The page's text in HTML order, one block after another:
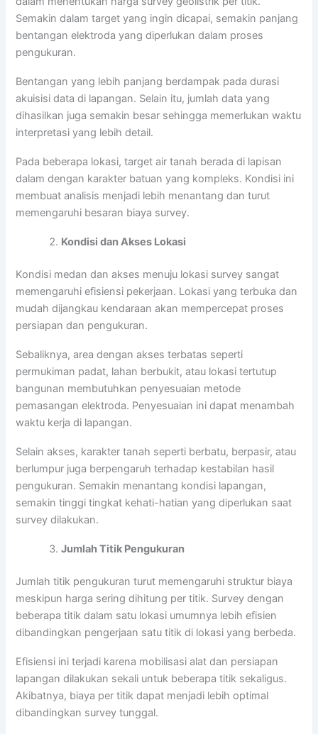
Semakin dalam target yang ingin dicapai, semakin panjang
bentangan elektroda yang diperlukan dalam proses
pengukuran.
Bentangan yang lebih panjang berdampak pada durasi
akuisisi data di lapangan. Selain itu, jumlah data yang
dihasilkan juga semakin besar sehingga memerlukan waktu
interpretasi yang lebih detail.
Pada beberapa lokasi, target air tanah berada di lapisan
dalam dengan karakter batuan yang kompleks. Kondisi ini
membuat analisis menjadi lebih menantang dan turut
memengaruhi besaran biaya survey.
Kondisi dan Akses Lokasi
Kondisi medan dan akses menuju lokasi survey sangat
memengaruhi efisiensi pekerjaan. Lokasi yang terbuka dan
mudah dijangkau kendaraan akan mempercepat proses
persiapan dan pengukuran.
Sebaliknya, area dengan akses terbatas seperti
permukiman padat, lahan berbukit, atau lokasi tertutup
bangunan membutuhkan penyesuaian metode
pemasangan elektroda. Penyesuaian ini dapat menambah
waktu kerja di lapangan.
Selain akses, karakter tanah seperti berbatu, berpasir, atau
berlumpur juga berpengaruh terhadap kestabilan hasil
pengukuran. Semakin menantang kondisi lapangan,
semakin tinggi tingkat kehati-hatian yang diperlukan saat
survey dilakukan.
Jumlah Titik Pengukuran
Jumlah titik pengukuran turut memengaruhi struktur biaya
meskipun harga sering dihitung per titik. Survey dengan
beberapa titik dalam satu lokasi umumnya lebih efisien
dibandingkan pengerjaan satu titik di lokasi yang berbeda.
Efisiensi ini terjadi karena mobilisasi alat dan persiapan
lapangan dilakukan sekali untuk beberapa titik sekaligus.
Akibatnya, biaya per titik dapat menjadi lebih optimal
dibandingkan survey tunggal.